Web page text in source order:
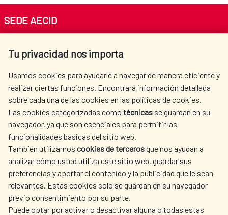
Tu privacidad nos importa
Usamos cookies para ayudarle a navegar de manera eficiente y
realizar ciertas funciones. Encontrará información detallada
sobre cada una de las cookies en las políticas de cookies.
Las cookies categorizadas como técnicas se guardan en su
navegador, ya que son esenciales para permitir las
funcionalidades básicas del sitio web.
También utilizamos cookies de tercerosque nos ayudan a
analizar cómo usted utiliza este sitio web, guardar sus
preferencias y aportar el contenido y la publicidad que le sean
relevantes. Estas cookies solo se guardan en su navegador
previo consentimiento por su parte.
Puede optar por activar o desactivar alguna o todas estas
SEDE AECID
Tel. +34 900 20 30 54​​​​​​​
AECID
WHERE DO WE COOPERATE?
SPANISH HUMANITARIAN
ACTION
PRESS ROOM
CULTURE AND SCIENCE LIBRARY